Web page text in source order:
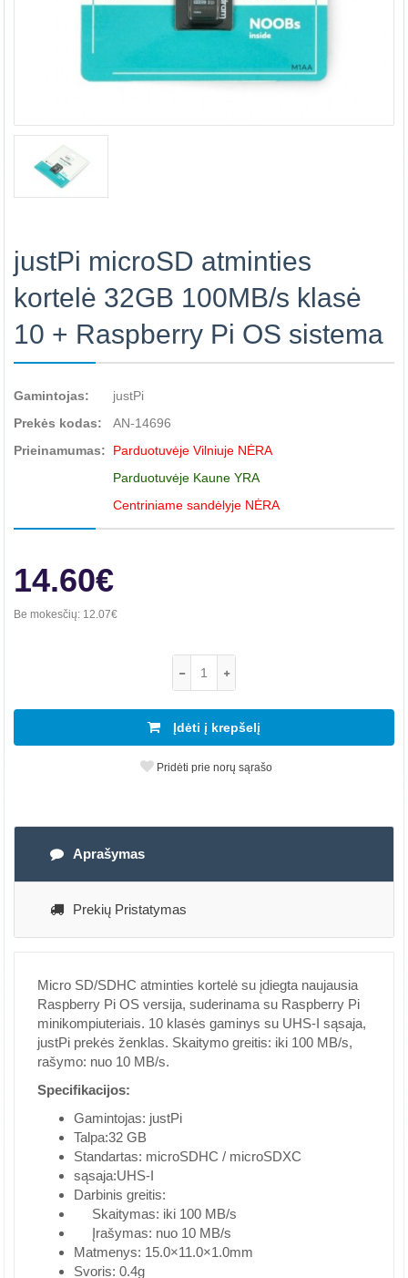
justPi microSD atminties
kortelė 32GB 100MB/s klasė
10 + Raspberry Pi OS sistema
Gamintojas:
justPi
Prekės kodas:
AN-14696
Prieinamumas:
Parduotuvėje Vilniuje NĖRA
Parduotuvėje Kaune YRA
Centriniame sandėlyje NĖRA
14.60€
Be mokesčių: 12.07€
Įdėti į krepšelį
Pridėti prie norų sąrašo
Aprašymas
Prekių Pristatymas
Micro SD/SDHC atminties kortelė su įdiegta naujausia
Raspberry Pi OS versija, suderinama su Raspberry Pi
minikompiuteriais. 10 klasės gaminys su UHS-I sąsaja,
justPi prekės ženklas. Skaitymo greitis: iki 100 MB/s,
rašymo: nuo 10 MB/s.
Specifikacijos:
Gamintojas: justPi
Talpa:32 GB
Standartas: microSDHC / microSDXC
sąsaja:UHS-I
Darbinis greitis:
Skaitymas: iki 100 MB/s
Įrašymas: nuo 10 MB/s
Matmenys: 15.0×11.0×1.0mm
Svoris: 0.4g